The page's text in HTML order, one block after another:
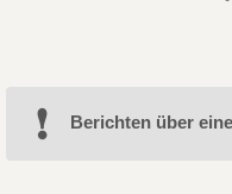
Berichten über